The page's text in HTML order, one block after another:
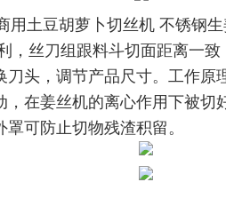
用土豆胡萝卜切丝机 不锈钢生
，丝刀组跟料斗切面距离一致
头，调节产品尺寸。工作原
，在姜丝机的离心作用下被切
可防止切物残渣积留。